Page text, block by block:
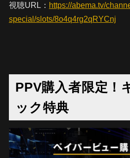
視聴URL： https://abema.tv/
special/slots/8o4q4rg2qRYCnj
PPV購入者限定！
ック特典